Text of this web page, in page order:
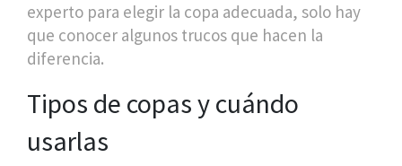
experto para elegir la copa adecuada, solo hay
que conocer algunos trucos que hacen la
diferencia.
Tipos de copas y cuándo
usarlas